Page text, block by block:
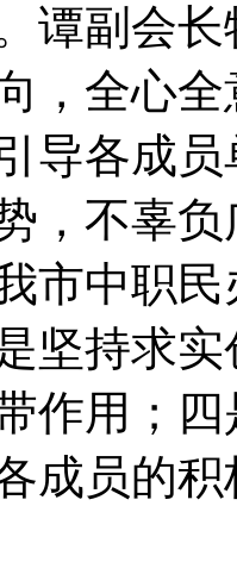
谭副会
，全心
导各成
，不辜
市中职
坚持求
作用；
成员的